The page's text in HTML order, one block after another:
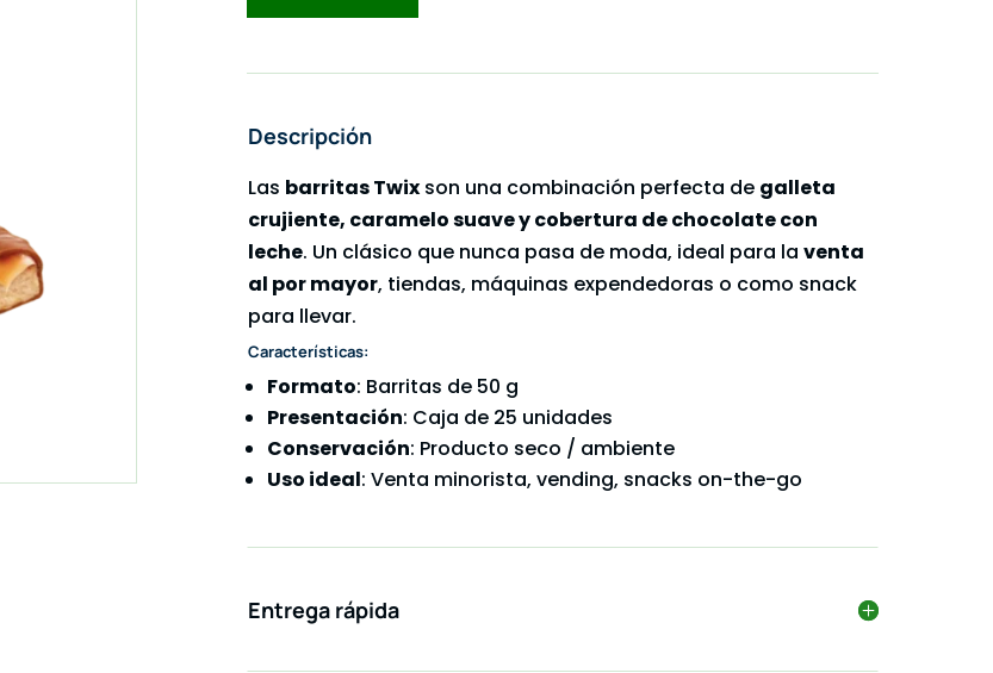
Descripción
Las barritas Twix son una combinación perfecta de galleta
crujiente, caramelo suave y cobertura de chocolate con
leche. Un clásico que nunca pasa de moda, ideal para laventa
al por mayor, tiendas, máquinas expendedoras o como snack
para llevar.
Características:
Formato: Barritas de 50 g
Presentación: Caja de 25 unidades
Conservación: Producto seco / ambiente
Uso ideal: Venta minorista, vending, snacks on-the-go
Entrega rápida